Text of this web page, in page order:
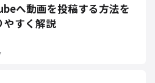
へ動画を投稿する方法を
やすく解説